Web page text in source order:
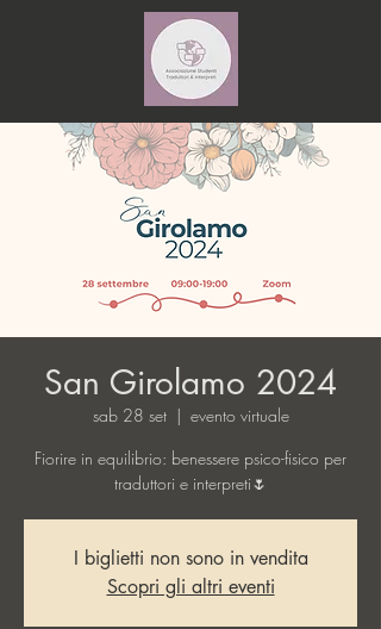
San Girolamo 2024
sab 28 set
  |
evento virtuale
Fiorire in equilibrio: benessere psico-fisico per
traduttori e interpreti🌷
I biglietti non sono in vendita
Scopri gli altri eventi